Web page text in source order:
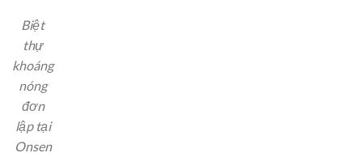
Biệt
thự
khoáng
nóng
đơn
lập tại
Onsen